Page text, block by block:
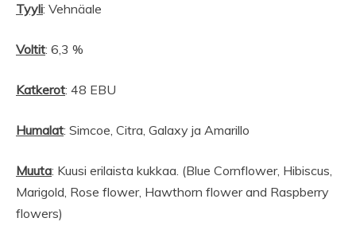
Tyyli: Vehnäale
Voltit: 6,3 %
Katkerot: 48 EBU
Humalat: Simcoe, Citra, Galaxy ja Amarillo
Muuta: Kuusi erilaista kukkaa. (Blue Cornflower, Hibiscus,
Marigold, Rose flower, Hawthorn flower and Raspberry
flowers)